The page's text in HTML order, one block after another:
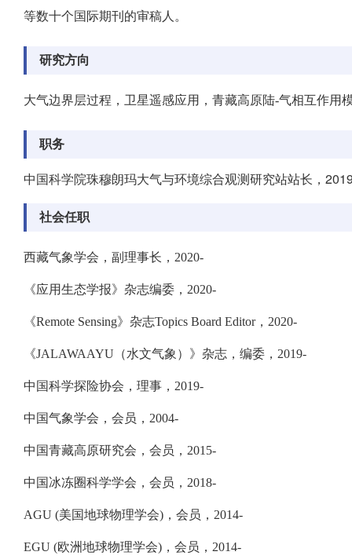
等数十个国际期刊的审稿人。
研究方向
大气边界层过程，卫星遥感应用，青藏高原陆-气相互作用
职务
中国科学院珠穆朗玛大气与环境综合观测研究站站长，
社会任职
西藏气象学会，副理事长，2020-
《应用生态学报》杂志编委，2020-
《Remote Sensing》杂志Topics Board Editor，2020-
《JALAWAAYU（水文气象）》杂志，编委，2019-
中国科学探险协会，理事，2019-
中国气象学会，会员，2004-
中国青藏高原研究会，会员，2015-
中国冰冻圈科学学会，会员，2018-
AGU (美国地球物理学会)，会员，2014-
EGU (欧洲地球物理学会)，会员，2014-